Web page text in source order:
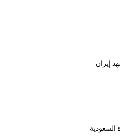
إيران
السعودية